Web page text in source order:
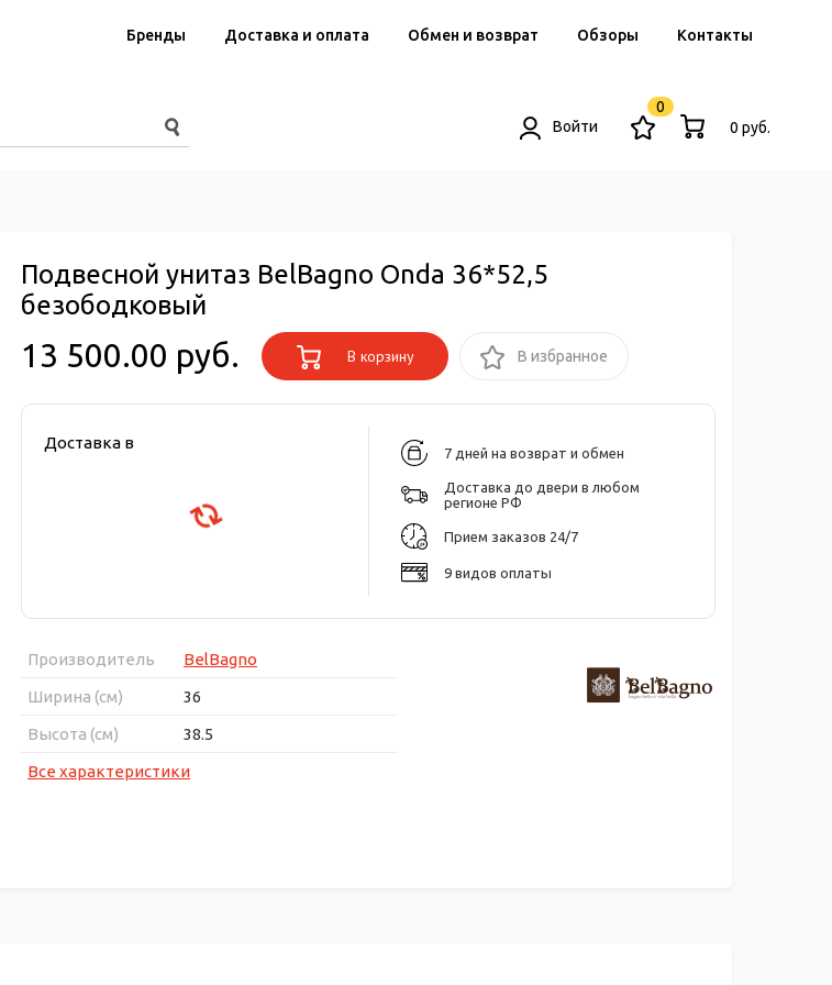
Бренды Доставка и оплата Обмен и возврат Обзоры Контакты
Войти
0
0 руб.
Подвесной унитаз BelBagno Onda 36*52,5
безободковый
13 500.00 руб. В корзину В избранное
Доставка в
7 дней на возврат и обмен
Доставка до двери в любом
регионе РФ
Прием заказов 24/7
9 видов оплаты
Производитель
BelBagno
Ширина (см)
36
Высота (см)
38.5
Все характеристики